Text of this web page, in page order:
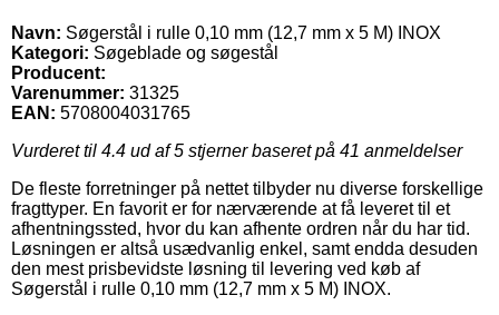
Navn: Søgerstål i rulle 0,10 mm (12,7 mm x 5 M) INOX
Kategori: Søgeblade og søgestål
Producent:
Varenummer: 31325
EAN: 5708004031765
Vurderet til 4.4 ud af 5 stjerner baseret på 41 anmeldelser
De fleste forretninger på nettet tilbyder nu diverse forskellige
fragttyper. En favorit er for nærværende at få leveret til et
afhentningssted, hvor du kan afhente ordren når du har tid.
Løsningen er altså usædvanlig enkel, samt endda desuden
den mest prisbevidste løsning til levering ved køb af
Søgerstål i rulle 0,10 mm (12,7 mm x 5 M) INOX.